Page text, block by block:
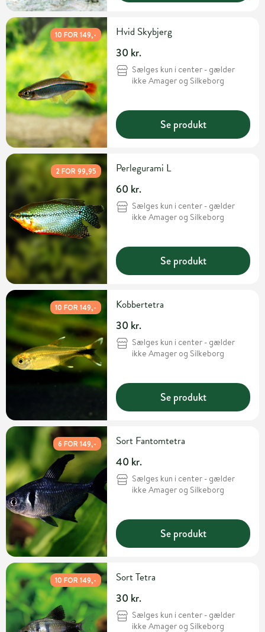
10 FOR 149,- Hvid Skybjerg
30 kr.
Sælges kun i center - gælder
ikke Amager og Silkeborg
Se produkt
2 FOR 99,95 Perlegurami L
60 kr.
Sælges kun i center - gælder
ikke Amager og Silkeborg
Se produkt
10 FOR 149,- Kobbertetra
30 kr.
Sælges kun i center - gælder
ikke Amager og Silkeborg
Se produkt
6 FOR 149,- Sort Fantomtetra
40 kr.
Sælges kun i center - gælder
ikke Amager og Silkeborg
Se produkt
10 FOR 149,- Sort Tetra
30 kr.
Sælges kun i center - gælder
ikke Amager og Silkeborg